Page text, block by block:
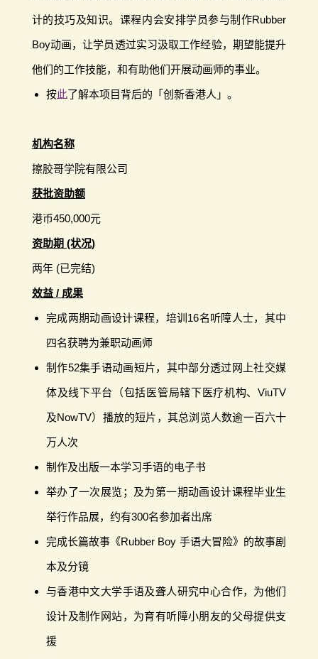
计的技巧及知识。课程内会安排学员参与制作Rubber
Boy动画，让学员透过实习汲取工作经验，期望能提升
他们的工作技能，和有助他们开展动画师的事业。
按此了解本项目背后的「创新香港人」。
机构名称
擦胶哥学院有限公司
获批资助额
港币450,000元
资助期 (状况)
两年 (已完结)
效益 / 成果
完成两期动画设计课程，培训16名听障人士，其中
四名获聘为兼职动画师
制作52集手语动画短片，其中部分透过网上社交媒
体及线下平台（包括医管局辖下医疗机构、ViuTV
及NowTV）播放的短片，其总浏览人数逾一百六十
万人次
制作及出版一本学习手语的电子书
举办了一次展览；及为第一期动画设计课程毕业生
举行作品展，约有300名参加者出席
完成长篇故事《Rubber Boy 手语大冒险》的故事剧
本及分镜
与香港中文大学手语及聋人研究中心合作，为他们
设计及制作网站，为育有听障小朋友的父母提供支
援